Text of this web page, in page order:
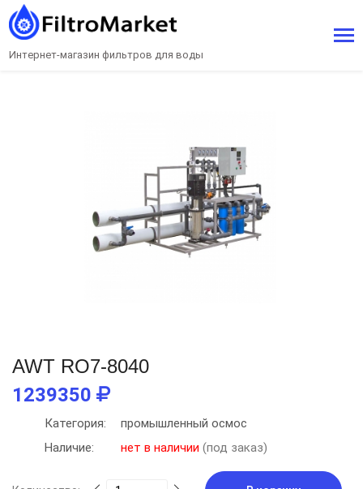
Интернет-магазин фильтров для воды
AWT RO7-8040
1239350
Категория:
промышленный осмос
Наличие:
нет в наличии (под заказ)